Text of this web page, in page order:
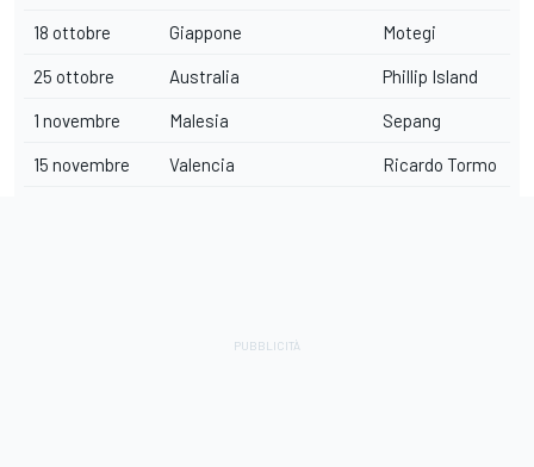
18 ottobre Giappone Motegi
25 ottobre Australia Phillip Island
1 novembre Malesia Sepang
15 novembre Valencia Ricardo Tormo